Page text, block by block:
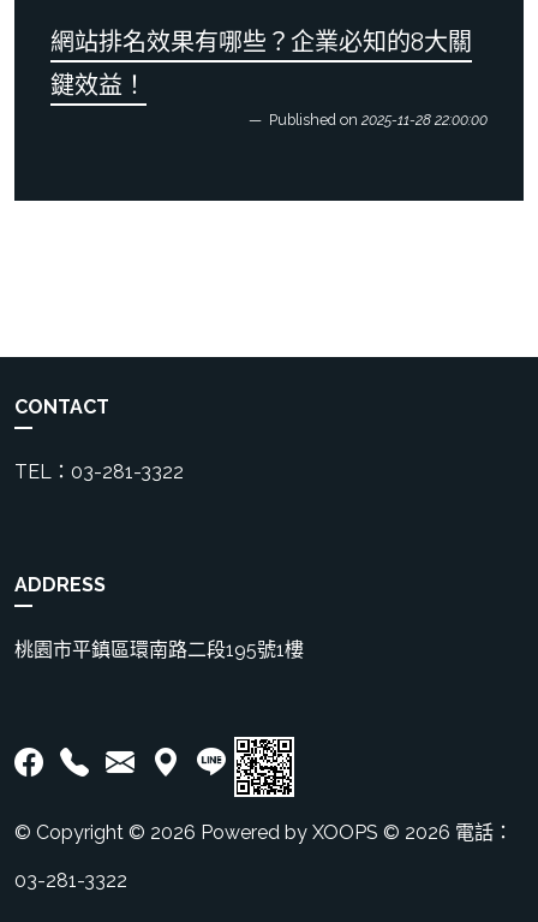
網站排名效果有哪些？企業必知的8大關
鍵效益！
Published on 2025-11-28 22:00:00
CONTACT
TEL：03-281-3322
ADDRESS
桃園市平鎮區環南路二段195號1樓
© Copyright © 2026 Powered by XOOPS © 2026 電話：
03-281-3322